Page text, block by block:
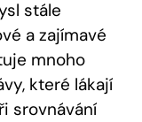
stále
a zajímavé
mnoho
které lákají
srovnávání